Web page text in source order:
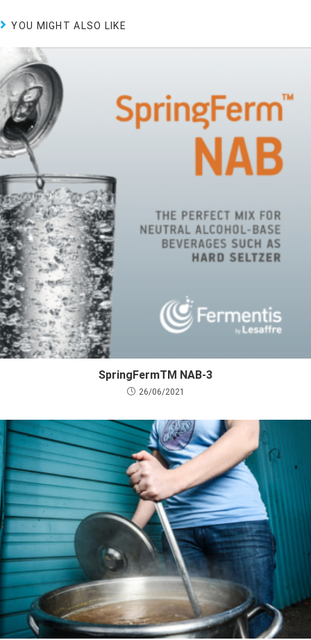
YOU MIGHT ALSO LIKE
SpringFermTM NAB-3
26/06/2021